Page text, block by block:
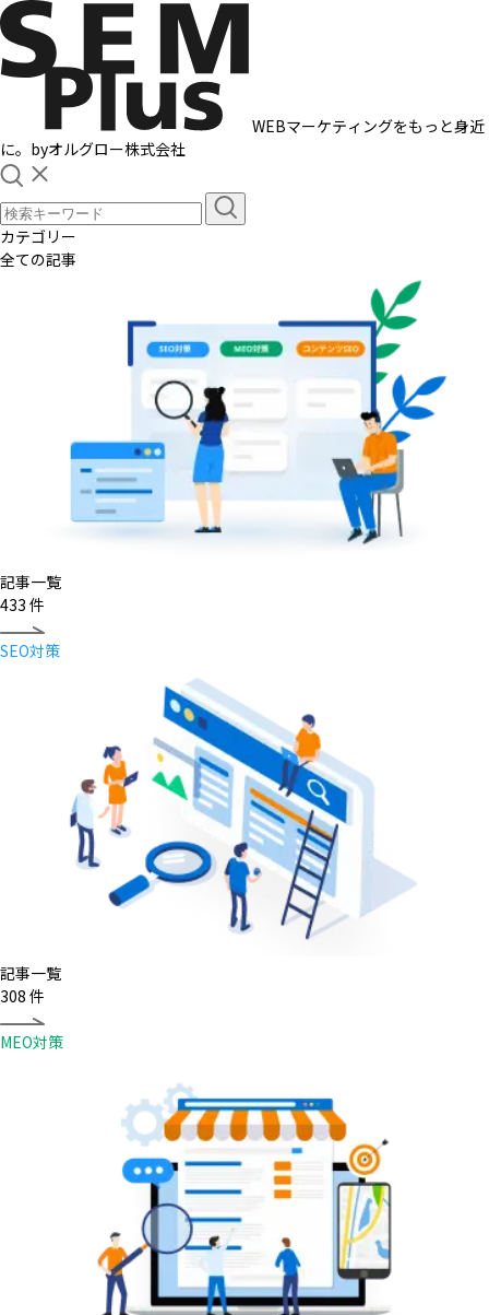
WEBマーケティングをもっと身近
に。 byオルグロー株式会社
カテゴリー
全ての記事
記事一覧
433 件
SEO対策
記事一覧
308 件
MEO対策